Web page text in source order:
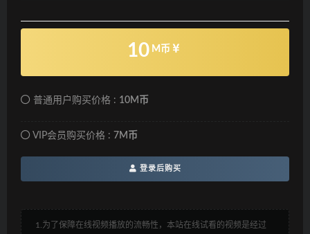
10 M币
普通用户购买价格 : 10M币
VIP会员购买价格 : 7M币
登录后购买
1.为了保障在线视频播放的流畅性，本站在线试看的视频是经过